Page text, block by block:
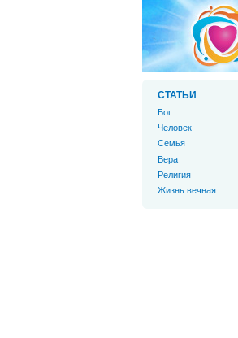
СТАТЬИ
Бог
Человек
Cемья
Вера
Религия
Жизнь вечная